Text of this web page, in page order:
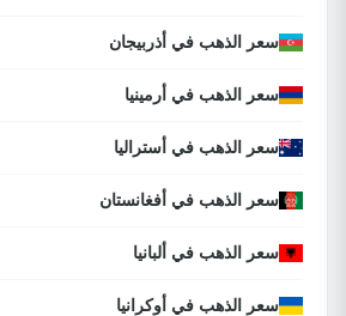
سعر الذهب في أذربيجان
سعر الذهب في أرمينيا
سعر الذهب في أستراليا
سعر الذهب في أفغانستان
سعر الذهب في ألبانيا
سعر الذهب في أوكرانيا